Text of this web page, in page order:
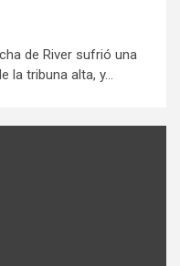
de River sufrió una
la tribuna alta, y...